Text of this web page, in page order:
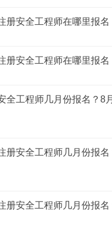
度”为100%时才可进
册安全工程师在哪里报名
册安全工程师在哪里报名
全工程师几月份报名？8
册安全工程师几月份报
册安全工程师几月份报